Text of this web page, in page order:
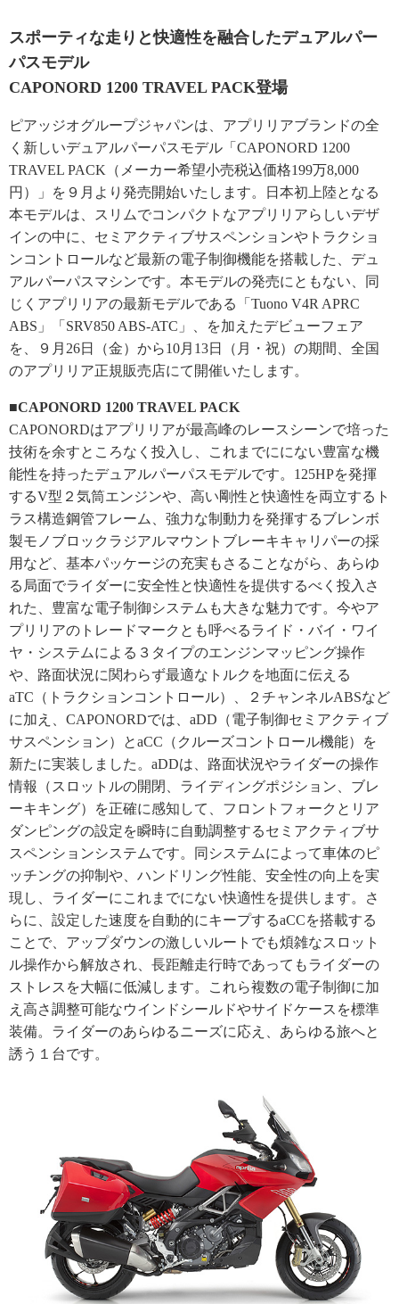
スポーティな走りと快適性を融合したデュアルパー
パスモデル
CAPONORD 1200 TRAVEL PACK登場
ピアッジオグループジャパンは、アプリリアブランドの全
く新しいデュアルパーパスモデル「CAPONORD 1200
TRAVEL PACK（メーカー希望小売税込価格199万8,000
円）」を９月より発売開始いたします。日本初上陸となる
本モデルは、スリムでコンパクトなアプリリアらしいデザ
インの中に、セミアクティブサスペンションやトラクショ
ンコントロールなど最新の電子制御機能を搭載した、デュ
アルパーパスマシンです。本モデルの発売にともない、同
じくアプリリアの最新モデルである「Tuono V4R APRC
ABS」「SRV850 ABS-ATC」、を加えたデビューフェア
を、９月26日（金）から10月13日（月・祝）の期間、全国
のアプリリア正規販売店にて開催いたします。
■CAPONORD 1200 TRAVEL PACK
CAPONORDはアプリリアが最高峰のレースシーンで培った
技術を余すところなく投入し、これまでににない豊富な機
能性を持ったデュアルパーパスモデルです。125HPを発揮
するV型２気筒エンジンや、高い剛性と快適性を両立するト
ラス構造鋼管フレーム、強力な制動力を発揮するブレンボ
製モノブロックラジアルマウントブレーキキャリパーの採
用など、基本パッケージの充実もさることながら、あらゆ
る局面でライダーに安全性と快適性を提供するべく投入さ
れた、豊富な電子制御システムも大きな魅力です。今やア
プリリアのトレードマークとも呼べるライド・バイ・ワイ
ヤ・システムによる３タイプのエンジンマッピング操作
や、路面状況に関わらず最適なトルクを地面に伝える
aTC（トラクションコントロール）、２チャンネルABSなど
に加え、CAPONORDでは、aDD（電子制御セミアクティブ
サスペンション）とaCC（クルーズコントロール機能）を
新たに実装しました。aDDは、路面状況やライダーの操作
情報（スロットルの開閉、ライディングポジション、ブレ
ーキキング）を正確に感知して、フロントフォークとリア
ダンピングの設定を瞬時に自動調整するセミアクティブサ
スペンションシステムです。同システムによって車体のピ
ッチングの抑制や、ハンドリング性能、安全性の向上を実
現し、ライダーにこれまでにない快適性を提供します。さ
らに、設定した速度を自動的にキープするaCCを搭載する
ことで、アップダウンの激しいルートでも煩雑なスロット
ル操作から解放され、長距離走行時であってもライダーの
ストレスを大幅に低減します。これら複数の電子制御に加
え高さ調整可能なウインドシールドやサイドケースを標準
装備。ライダーのあらゆるニーズに応え、あらゆる旅へと
誘う１台です。